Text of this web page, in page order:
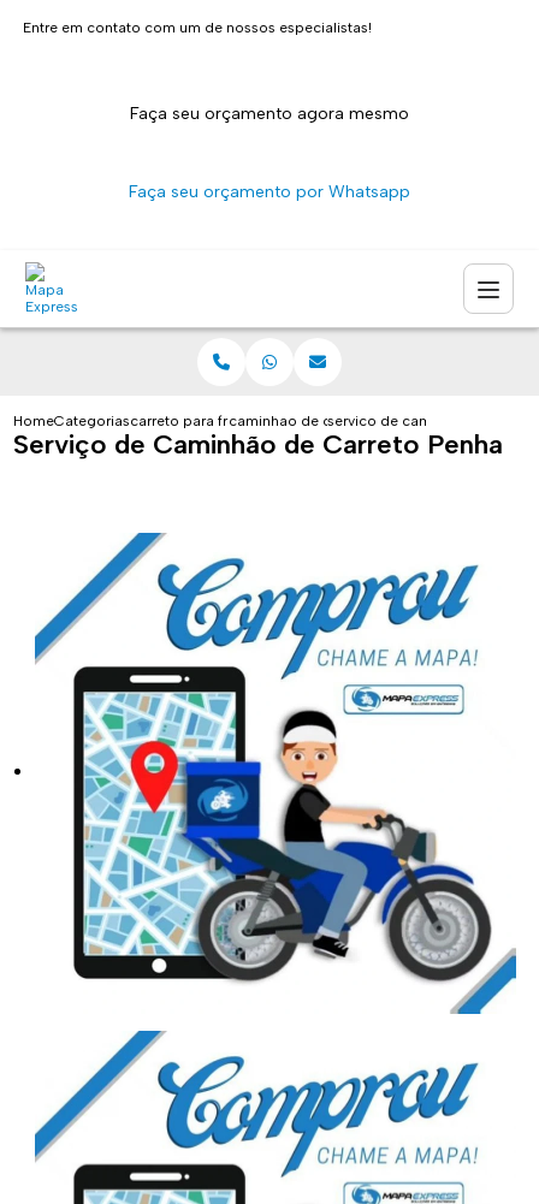
Entre em contato com um de nossos especialistas!
Faça seu orçamento agora mesmo
Faça seu orçamento por Whatsapp
HomeCategoriascarreto para fretescaminhao de carreto sao paulo
servico de caminhao de
Serviço de Caminhão de Carreto Penha